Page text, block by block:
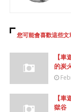
您可能會喜歡這些文
【
的炭
【
獄谷